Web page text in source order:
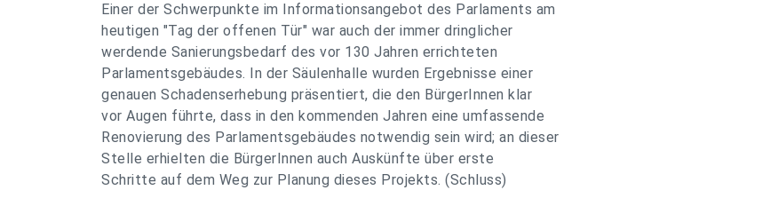
Einer der Schwerpunkte im Informationsangebot des Parlaments am
heutigen "Tag der offenen Tür" war auch der immer dringlicher
werdende Sanierungsbedarf des vor 130 Jahren errichteten
Parlamentsgebäudes. In der Säulenhalle wurden Ergebnisse einer
genauen Schadenserhebung präsentiert, die den BürgerInnen klar
vor Augen führte, dass in den kommenden Jahren eine umfassende
Renovierung des Parlamentsgebäudes notwendig sein wird; an dieser
Stelle erhielten die BürgerInnen auch Auskünfte über erste
Schritte auf dem Weg zur Planung dieses Projekts. (Schluss)